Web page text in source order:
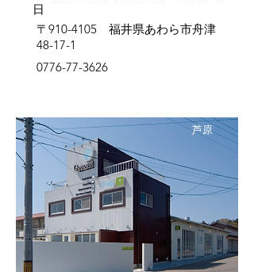
日
〒910-4105 福井県あわら市舟津
48-17-1
0776-77-3626
芦原